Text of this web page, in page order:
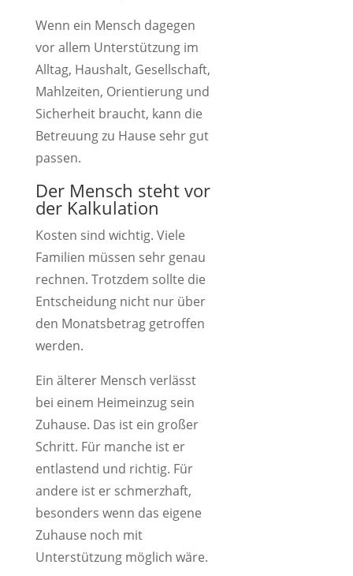
Wenn ein Mensch dagegen
vor allem Unterstützung im
Alltag, Haushalt, Gesellschaft,
Mahlzeiten, Orientierung und
Sicherheit braucht, kann die
Betreuung zu Hause sehr gut
passen.
Der Mensch steht vor
der Kalkulation
Kosten sind wichtig. Viele
Familien müssen sehr genau
rechnen. Trotzdem sollte die
Entscheidung nicht nur über
den Monatsbetrag getroffen
werden.
Ein älterer Mensch verlässt
bei einem Heimeinzug sein
Zuhause. Das ist ein großer
Schritt. Für manche ist er
entlastend und richtig. Für
andere ist er schmerzhaft,
besonders wenn das eigene
Zuhause noch mit
Unterstützung möglich wäre.